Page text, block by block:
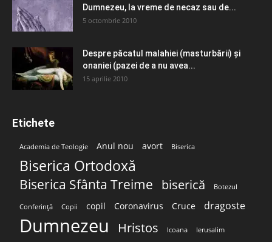
Dumnezeu, la vreme de necaz sau de...
5 octombrie 2010
Despre păcatul malahiei (masturbării) şi
onaniei (pazei de a nu avea...
15 aprilie 2010
Etichete
Academia de Teologie Anul nou avort Biserica
Biserica Ortodoxă
Biserica Sfânta Treime biserică Botezul
Conferință Copii copil Coronavirus Cruce dragoste
Dumnezeu Hristos Icoana Ierusalim